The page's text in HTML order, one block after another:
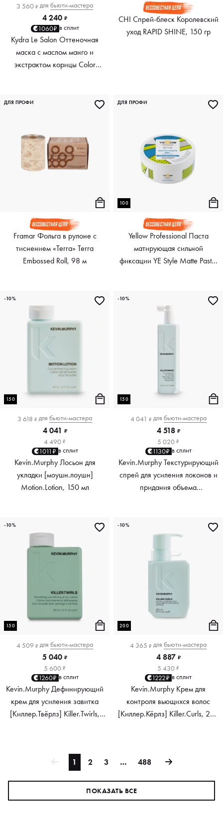
3 560 ₽ для бьюти-мастера
4 240 ₽
1060₽ в сплит
Kydra Le Salon Оттеночная
маска с маслом манго и
экстрактом корицы Color
CHI Спрей-блеск Королевский
уход RAPID SHINE, 150 гр
Framar Фольга в рулоне с
тиснением «Terra» Terra
Embossed Roll, 98 м
ДЛЯ ПРОФИ
100
Yellow Professional Паста
матирующая сильной
фиксации YE Style Matte Paste,
ДЛЯ ПРОФИ
150
3 618 ₽ для бьюти-мастера
4 041 ₽
4 490 ₽
1011₽ в сплит
Kevin.Murphy Лосьон для
укладки [моушн.лоушн]
Motion.Lotion, 150 мл
-10%
150
4 041 ₽ для бьюти-мастера
4 518 ₽
5 020 ₽
1130₽ в сплит
Kevin.Murphy Текстурирующий
спрей для усиления локонов и
придания объема
-10%
150
4 509 ₽ для бьюти-мастера
5 040 ₽
5 600 ₽
1260₽ в сплит
Kevin.Murphy Дефинирующий
крем для усиления завитка
[Киллер.Твёрлз] Killer.Twirls,
-10%
200
4 365 ₽ для бьюти-мастера
4 887 ₽
5 430 ₽
1222₽ в сплит
Kevin.Murphy Крем для
контроля вьющихся волос
[Киллер.Кёрлз] Killer.Curls, 200
-10%
1 2 3 … 488
ПОКАЗАТЬ ВСЕ